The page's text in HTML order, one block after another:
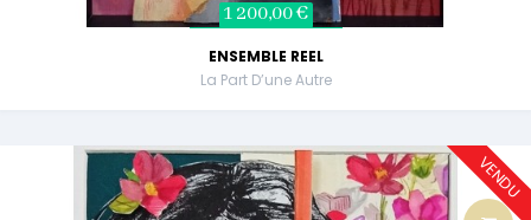
1 200,00 €
ENSEMBLE REEL
La Part D’une Autre
VENDU